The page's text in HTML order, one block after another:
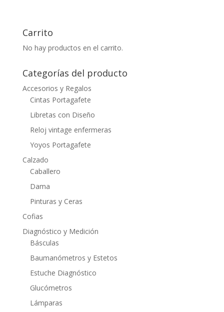
Carrito
No hay productos en el carrito.
Categorías del producto
Accesorios y Regalos
Cintas Portagafete
Libretas con Diseño
Reloj vintage enfermeras
Yoyos Portagafete
Calzado
Caballero
Dama
Pinturas y Ceras
Cofias
Diagnóstico y Medición
Básculas
Baumanómetros y Estetos
Estuche Diagnóstico
Glucómetros
Lámparas